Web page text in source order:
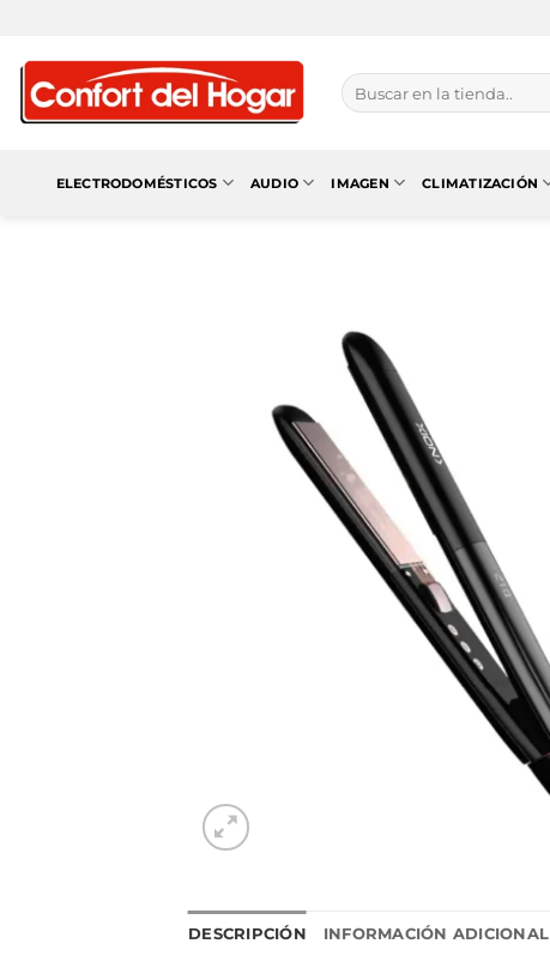
contenido
Buscar
por:
ELECTRODOMÉSTICOS AUDIO IMAGEN CLIMATIZACIÓN
DESCRIPCIÓN INFORMACIÓN ADICIONAL